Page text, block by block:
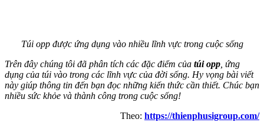
Túi opp được ứng dụng vào nhiều lĩnh vực trong cuộc sống
Trên đây chúng tôi đã phân tích các đặc điểm của túi opp, ứng
dụng của túi vào trong các lĩnh vực của đời sống. Hy vọng bài viết
này giúp thông tin đến bạn đọc những kiến thức cần thiết. Chúc bạn
nhiều sức khỏe và thành công trong cuộc sống!
Theo: https://thienphusigroup.com/